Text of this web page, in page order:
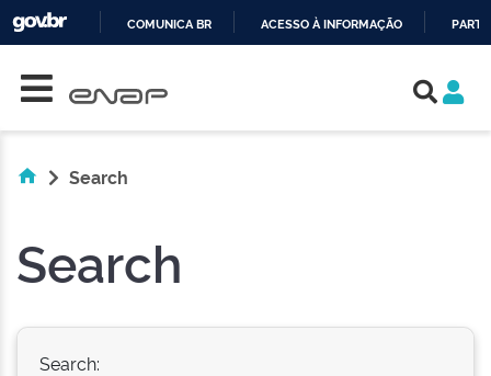
COMUNICA BR ACESSO À INFORMAÇÃO
Search
Search
Search: